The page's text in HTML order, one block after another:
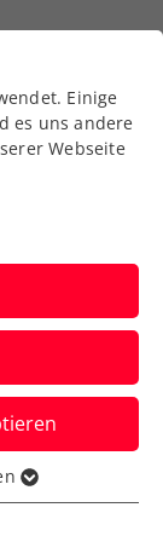
es
Einige
es uns andere
Webseite